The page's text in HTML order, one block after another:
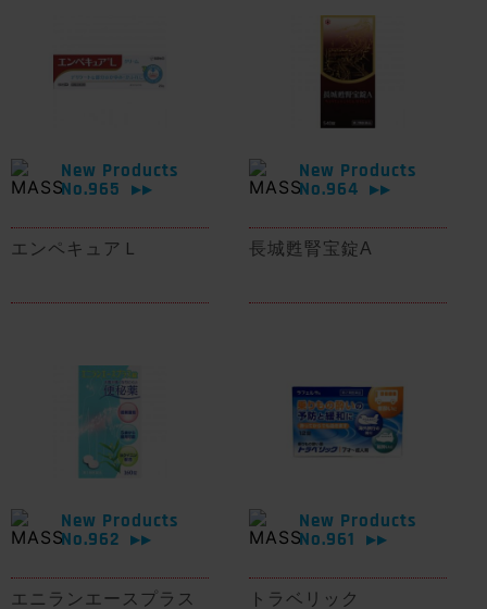
New Products
No.965
▶▶
エンペキュアＬ
New Products
No.964
▶▶
長城甦腎宝錠A
New Products
No.962
▶▶
エニランエースプラス
New Products
No.961
▶▶
トラベリック